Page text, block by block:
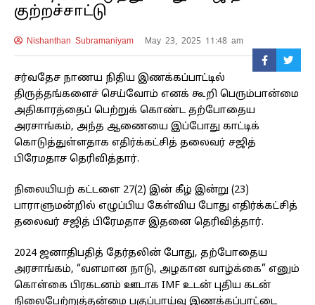
குற்றச்சாட்டு
Nishanthan Subramaniyam May 23, 2025 11:48 am
சர்வதேச நாணய நிதிய இணக்கப்பாட்டில்
திருத்தங்களைச் செய்வோம் எனக் கூறி பெரும்பான்மை
அதிகாரத்தைப் பெற்றுக் கொண்ட தற்போதைய
அரசாங்கம், அந்த ஆணையை இப்போது காட்டிக்
கொடுத்துள்ளதாக எதிர்க்கட்சித் தலைவர் சஜித்
பிரேமதாச தெரிவித்தார்.
நிலையியற் கட்டளை 27(2) இன் கீழ் இன்று (23)
பாராளுமன்றில் எழுப்பிய கேள்விய போது எதிர்க்கட்சித்
தலைவர் சஜித் பிரேமதாச இதனை தெரிவித்தார்.
2024 ஜனாதிபதித் தேர்தலின் போது, ​​தற்போதைய
அரசாங்கம், “வளமான நாடு, அழகான வாழ்க்கை” எனும்
கொள்கை பிரகடனம் ஊடாக IMF உடன் புதிய கடன்
நிலைபேற்றுத்தன்மை பகுப்பாய்வு இணக்கப்பாட்டை